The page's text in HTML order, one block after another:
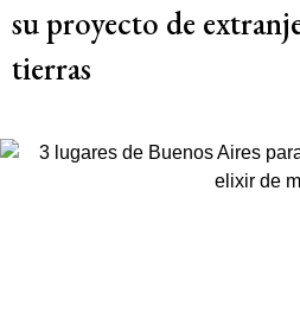
su proyecto de
tierras